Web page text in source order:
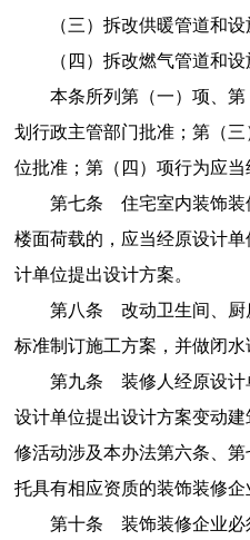
（三）拆改供暖管道和设
（四）拆改燃气管道和设
本条所列第（一）项、第
划行政主管部门批准；第（
位批准；第（四）项行为应当
第七条 住宅室内装饰装
楼面荷载的，应当经原设计
计单位提出设计方案。
第八条 改动卫生间、厨
标准制订施工方案，并做闭水
第九条 装修人经原设计
设计单位提出设计方案变动
修活动涉及本办法第六条、
托具有相应资质的装饰装修企
第十条 装饰装修企业必